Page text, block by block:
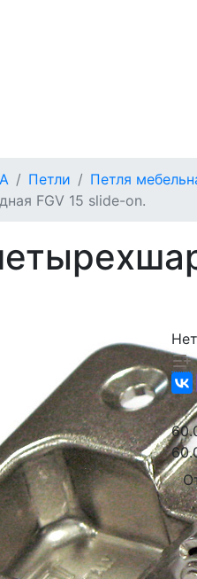
Петли
Петля
FGV 15 slide-on.